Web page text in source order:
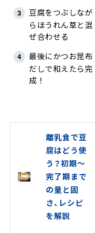
豆腐をつぶしなが
らほうれん草と混
ぜ合わせる
最後にかつお昆布
だしで和えたら完
成！
離乳食で豆
腐はどう使
う？初期〜
完了期まで
の量と固
さ、レシピ
を解説